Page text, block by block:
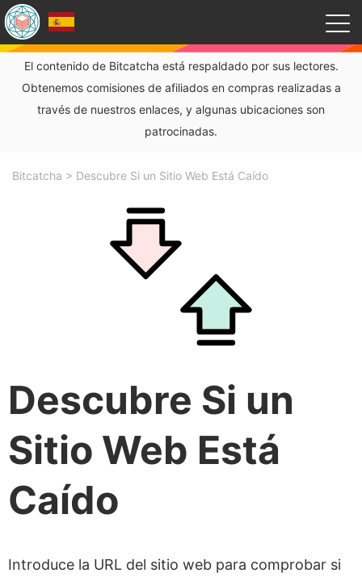
El contenido de Bitcatcha está respaldado por sus lectores.
Obtenemos comisiones de afiliados en compras realizadas a
través de nuestros enlaces, y algunas ubicaciones son
patrocinadas.
Bitcatcha > Descubre Si un Sitio Web Está Caído
Descubre Si un
Sitio Web Está
Caído
Introduce la URL del sitio web para comprobar si